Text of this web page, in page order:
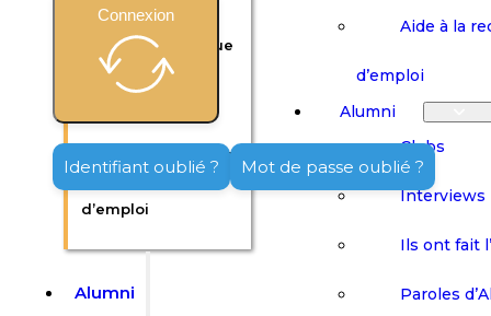
Formation continue
Aide à la recherche
d’emploi
Alumni
Aide à la
d’emploi
Alumni
Clubs
Interviews
Ils ont fait
Paroles
Connexion
Identifiant oublié ? Mot de passe oublié ?